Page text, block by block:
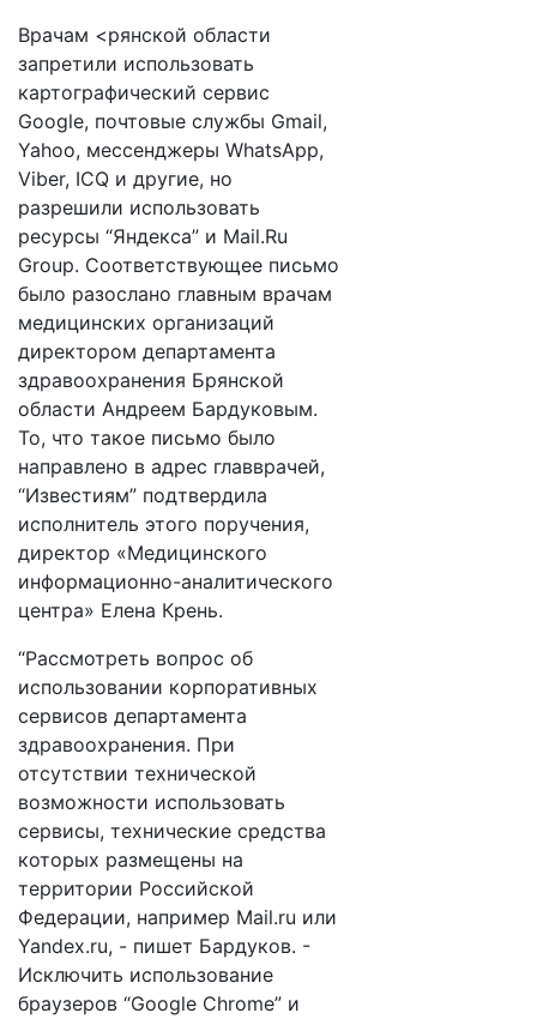
Врачам <рянской области
запретили использовать
картографический сервис
Google, почтовые службы Gmail,
Yahoo, мессенджеры WhatsApp,
Viber, ICQ и другие, но
разрешили использовать
ресурсы “Яндекса” и Mail.Ru
Group. Соответствующее письмо
было разослано главным врачам
медицинских организаций
директором департамента
здравоохранения Брянской
области Андреем Бардуковым.
То, что такое письмо было
направлено в адрес главврачей,
“Известиям” подтвердила
исполнитель этого поручения,
директор «Медицинского
информационно-аналитического
центра» Елена Крень.
“Рассмотреть вопрос об
использовании корпоративных
сервисов департамента
здравоохранения. При
отсутствии технической
возможности использовать
сервисы, технические средства
которых размещены на
территории Российской
Федерации, например Mail.ru или
Yandex.ru, - пишет Бардуков. -
Исключить использование
браузеров “Google Chrome” и